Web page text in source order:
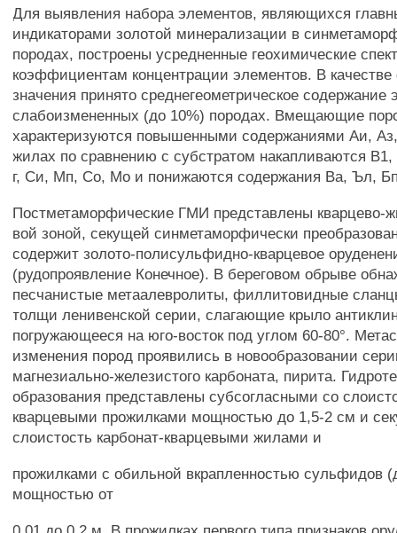
Для выявления набора элементов, являющихся
индикаторами золотой минерализации в
породах, построены усредненные геохимические
коэффициентам концентрации элементов. В качестве
значения принято среднегеометрическое содержание
слабоизмененных (до 10%) породах. Вмещающие
характеризуются повышенными содержаниями Аи,
жилах по сравнению с субстратом накапливаются
г, Си, Мп, Со, Мо и понижаются содержания Ва, Ъл,
Постметаморфические ГМИ представлены кварцево-
вой зоной, секущей синметаморфически
содержит золото-полисульфидно-кварцевое
(рудопроявление Конечное). В береговом обрыве
песчанистые метаалевролиты, филлитовидные
толщи ленивенской серии, слагающие крыло
погружающееся на юго-восток под углом 60-80°.
изменения пород проявились в новообразовании
магнезиально-железистого карбоната, пирита.
образования представлены субсогласными со
кварцевыми прожилками мощностью до 1,5-2 см и
слоистость карбонат-кварцевыми жилами и
прожилками с обильной вкрапленностью сульфидов
мощностью от